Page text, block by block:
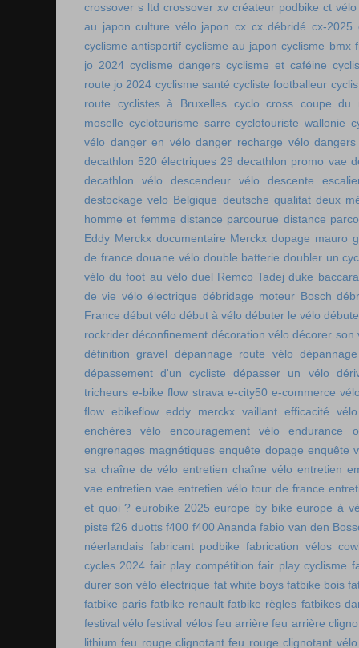
crossover s ltd crossover xv créateur podbike ct vélo
au japon culture vélo japon cx cx débridé cx-2025
cyclisme antisportif cyclisme au japon cyclisme bmx
jo 2024 cyclisme dangers cyclisme et caféine
route jo 2024 cyclisme santé cycliste footballeur
route
cyclistes à Bruxelles cyclo cross coupe du
moselle cyclotourisme sarre cyclotouriste wallonie
vélo danger en vélo danger recharge vélo
decathlon 520 électriques 29 decathlon promo vae
decathlon vélo
descendeur vélo
descente
destockage velo Belgique deutsche qualitat deux
homme et femme distance parcourue distance
Eddy Merckx documentaire Merckx dopage mauro
de france douane vélo double batterie doubler un
vélo du foot au vélo duel Remco Tadej duke baccara
de vie vélo électrique débridage moteur Bosch
France début vélo début à vélo débuter le vélo
rockrider déconfinement décoration vélo décorer son
définition gravel
dépannage route vélo
dépassement d'un cycliste
dépasser un vélo
tricheurs e-bike flow strava e-city50 e-commerce
flow ebikeflow eddy merckx vaillant efficacité vélo
enchères vélo
encouragement vélo
endurance
engrenages magnétiques enquête dopage enquête
sa chaîne de vélo entretien chaîne vélo entretien
vae entretien vae entretien vélo tour de france
et quoi ? eurobike 2025 europe by bike europe à
piste f26 duotts f400 f400 Ananda fabio van den
néerlandais fabricant podbike fabrication vélos
cycles 2024 fair play compétition fair play cyclisme
durer son vélo électrique fat white boys fatbike bois
fatbike paris fatbike renault fatbike règles fatbikes
festival vélo festival vélos feu arrière feu arrière
lithium feu rouge clignotant feu rouge clignotant vélo